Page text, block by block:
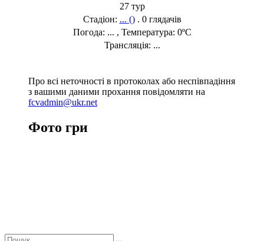
27 тур
Стадіон: ... (). 0 глядачів
Погода: ... , Температура: 0ºC
Трансляція: ...
Про всі неточності в протоколах або неспівпадіння
з вашими даними прохання повідомляти на
fcvadmin@ukr.net
Фото гри